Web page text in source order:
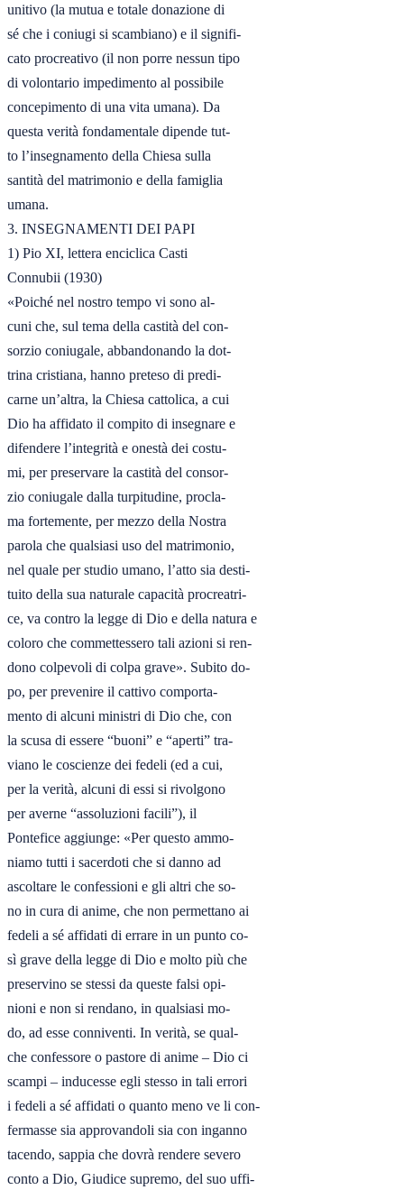
unitivo (la mutua e totale donazione di
sé che i coniugi si scambiano) e il signifi-
cato procreativo (il non porre nessun tipo
di volontario impedimento al possibile
concepimento di una vita umana). Da
questa verità fondamentale dipende tut-
to l’insegnamento della Chiesa sulla
santità del matrimonio e della famiglia
umana.
3. INSEGNAMENTI DEI PAPI
1) Pio XI, lettera enciclica Casti
Connubii (1930)
«Poiché nel nostro tempo vi sono al-
cuni che, sul tema della castità del con-
sorzio coniugale, abbandonando la dot-
trina cristiana, hanno preteso di predi-
carne un’altra, la Chiesa cattolica, a cui
Dio ha affidato il compito di insegnare e
difendere l’integrità e onestà dei costu-
mi, per preservare la castità del consor-
zio coniugale dalla turpitudine, procla-
ma fortemente, per mezzo della Nostra
parola che qualsiasi uso del matrimonio,
nel quale per studio umano, l’atto sia desti-
tuito della sua naturale capacità procreatri-
ce, va contro la legge di Dio e della natura e
coloro che commettessero tali azioni si ren-
dono colpevoli di colpa grave». Subito do-
po, per prevenire il cattivo comporta-
mento di alcuni ministri di Dio che, con
la scusa di essere “buoni” e “aperti” tra-
viano le coscienze dei fedeli (ed a cui,
per la verità, alcuni di essi si rivolgono
per averne “assoluzioni facili”), il
Pontefice aggiunge: «Per questo ammo-
niamo tutti i sacerdoti che si danno ad
ascoltare le confessioni e gli altri che so-
no in cura di anime, che non permettano ai
fedeli a sé affidati di errare in un punto co-
sì grave della legge di Dio e molto più che
preservino se stessi da queste falsi opi-
nioni e non si rendano, in qualsiasi mo-
do, ad esse conniventi. In verità, se qual-
che confessore o pastore di anime – Dio ci
scampi – inducesse egli stesso in tali errori
i fedeli a sé affidati o quanto meno ve li con-
fermasse sia approvandoli sia con inganno
tacendo, sappia che dovrà rendere severo
conto a Dio, Giudice supremo, del suo uffi-